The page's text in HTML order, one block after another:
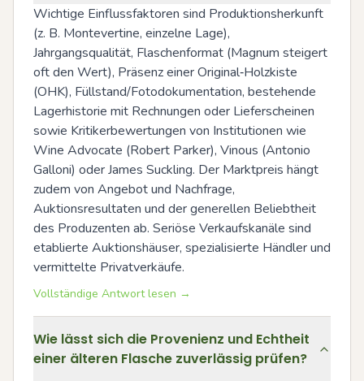
Wichtige Einflussfaktoren sind Produktionsherkunft
(z. B. Montevertine, einzelne Lage),
Jahrgangsqualität, Flaschenformat (Magnum steigert
oft den Wert), Präsenz einer Original‑Holzkiste
(OHK), Füllstand/Fotodokumentation, bestehende
Lagerhistorie mit Rechnungen oder Lieferscheinen
sowie Kritikerbewertungen von Institutionen wie
Wine Advocate (Robert Parker), Vinous (Antonio
Galloni) oder James Suckling. Der Marktpreis hängt
zudem von Angebot und Nachfrage,
Auktionsresultaten und der generellen Beliebtheit
des Produzenten ab. Seriöse Verkaufskanäle sind
etablierte Auktionshäuser, spezialisierte Händler und
vermittelte Privatverkäufe.
Vollständige Antwort lesen →
Wie lässt sich die Provenienz und Echtheit
einer älteren Flasche zuverlässig prüfen?